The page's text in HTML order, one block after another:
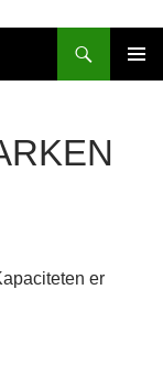
er